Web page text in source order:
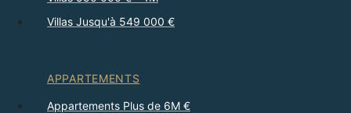
Villas Jusqu'à 549 000 €
APPARTEMENTS
Appartements Plus de 6M €